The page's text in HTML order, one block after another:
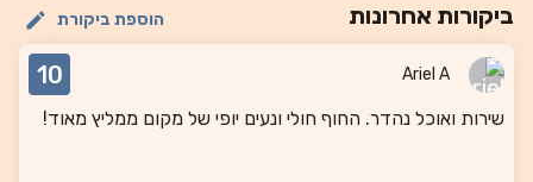
ביקורות אחרונות הוספת ביקורת
Ariel A
10
שירות ואוכל נהדר. החוף חולי ונעים יופי של מקום ממליץ מאוד!